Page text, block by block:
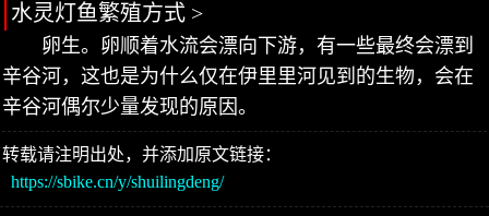
水灵灯鱼繁殖方式 >
卵生。卵顺着水流会漂向下游，有一些最终会漂到
辛谷河，这也是为什么仅在伊里里河见到的生物，会在
辛谷河偶尔少量发现的原因。
转载请注明出处，并添加原文链接：
https://sbike.cn/y/shuilingdeng/